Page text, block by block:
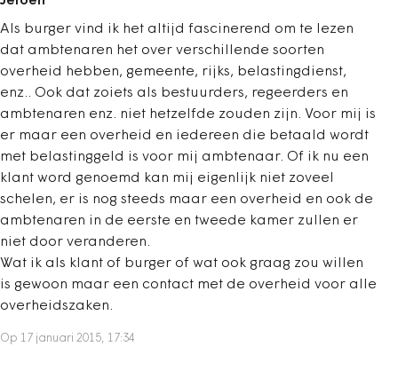
Als burger vind ik het altijd fascinerend om te lezen
dat ambtenaren het over verschillende soorten
overheid hebben, gemeente, rijks, belastingdienst,
enz.. Ook dat zoiets als bestuurders, regeerders en
ambtenaren enz. niet hetzelfde zouden zijn. Voor mij is
er maar een overheid en iedereen die betaald wordt
met belastinggeld is voor mij ambtenaar. Of ik nu een
klant word genoemd kan mij eigenlijk niet zoveel
schelen, er is nog steeds maar een overheid en ook de
ambtenaren in de eerste en tweede kamer zullen er
niet door veranderen.
Wat ik als klant of burger of wat ook graag zou willen
is gewoon maar een contact met de overheid voor alle
overheidszaken.
Op 17 januari 2015, 17:34